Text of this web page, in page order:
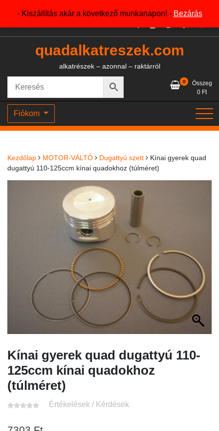
- Kiszállítás akár a következő munkanapon! - Bezárás
+36204327386
quadalkatreszek.com
alkatrészek – azonnal – raktárról
0
Összeg
0 Ft
Fiókom
Kezdőlap MOTOR-VÁLTÓ Dugattyú szett
Kínai gyerek quad
dugattyú 110-125ccm kínai quadokhoz (túlméret)
Kínai gyerek quad dugattyú 110-
125ccm kínai quadokhoz
(túlméret)
Értékelések / Kérdések